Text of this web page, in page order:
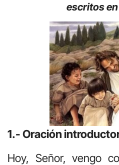
escritos
1.- Oración
Hoy, Señor, vengo